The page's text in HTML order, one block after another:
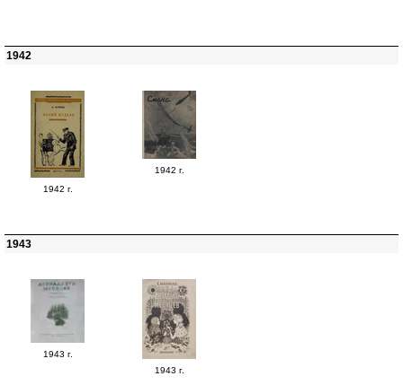
1942
1942 г.
1942 г.
1943
1943 г.
1943 г.